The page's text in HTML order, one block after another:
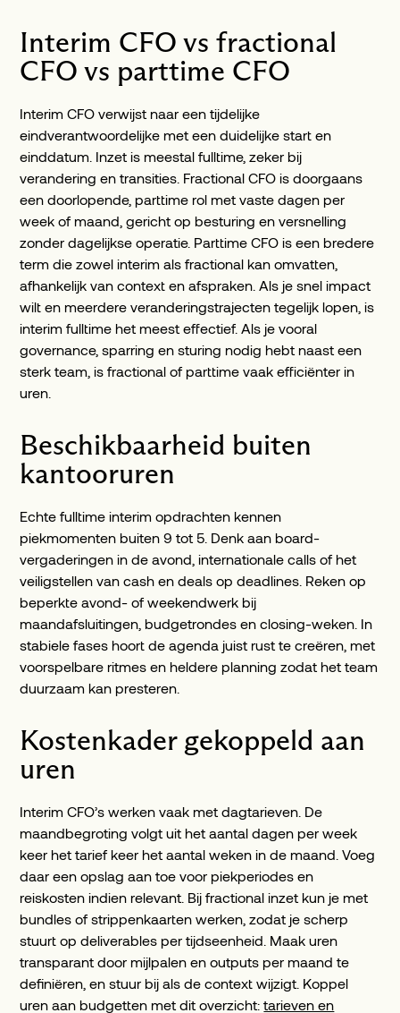
Interim CFO vs fractional
CFO vs parttime CFO
Interim CFO verwijst naar een tijdelijke
eindverantwoordelijke met een duidelijke start en
einddatum. Inzet is meestal fulltime, zeker bij
verandering en transities. Fractional CFO is doorgaans
een doorlopende, parttime rol met vaste dagen per
week of maand, gericht op besturing en versnelling
zonder dagelijkse operatie. Parttime CFO is een bredere
term die zowel interim als fractional kan omvatten,
afhankelijk van context en afspraken. Als je snel impact
wilt en meerdere veranderingstrajecten tegelijk lopen, is
interim fulltime het meest effectief. Als je vooral
governance, sparring en sturing nodig hebt naast een
sterk team, is fractional of parttime vaak efficiënter in
uren.
Beschikbaarheid buiten
kantooruren
Echte fulltime interim opdrachten kennen
piekmomenten buiten 9 tot 5. Denk aan board-
vergaderingen in de avond, internationale calls of het
veiligstellen van cash en deals op deadlines. Reken op
beperkte avond- of weekendwerk bij
maandafsluitingen, budgetrondes en closing-weken. In
stabiele fases hoort de agenda juist rust te creëren, met
voorspelbare ritmes en heldere planning zodat het team
duurzaam kan presteren.
Kostenkader gekoppeld aan
uren
Interim CFO’s werken vaak met dagtarieven. De
maandbegroting volgt uit het aantal dagen per week
keer het tarief keer het aantal weken in de maand. Voeg
daar een opslag aan toe voor piekperiodes en
reiskosten indien relevant. Bij fractional inzet kun je met
bundles of strippenkaarten werken, zodat je scherp
stuurt op deliverables per tijdseenheid. Maak uren
transparant door mijlpalen en outputs per maand te
definiëren, en stuur bij als de context wijzigt. Koppel
uren aan budgetten met dit overzicht:tarieven en